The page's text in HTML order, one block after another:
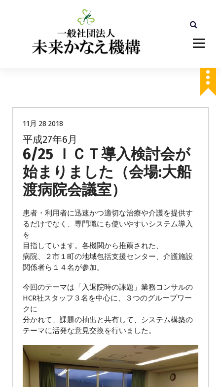
11月 28 2018
平成27年6月
6/25 ＩＣＴ導入検討会が
始まりました（会場:大船
渡病院会議室）
患者・利用者に迅速かつ適切な治療や介護を提供す
るだけでなく、専門職にも使いやすいシステム導入
を
目指しています。各機関から推薦された、
病院、２市１町の地域包括支援センター、介護施設
関係者ら１４名が参加。
今回のテーマは「入退院時の課題」業務コンサルの
HCR社スタッフ３名を中心に、３つのグループワー
クに
分かれて、課題の抽出と共有して、システム構築の
テーマに活発な意見交換を行いました。